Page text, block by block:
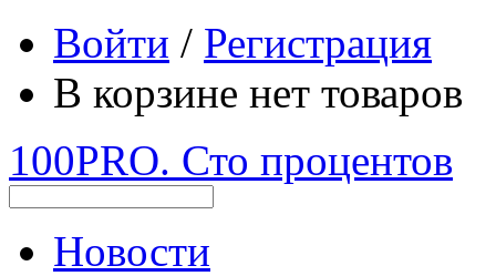
Войти / Регистрация
В корзине нет товаров
100PRO. Сто процентов
Новости